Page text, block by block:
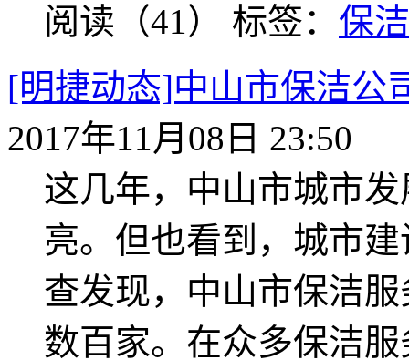
阅读（41） 标签： 保
[明捷动态]中山市保洁公
2017年11月08日 23:50
这几年，中山市城市
亮。但也看到，城市
查发现，中山市保洁
数百家。在众多保洁